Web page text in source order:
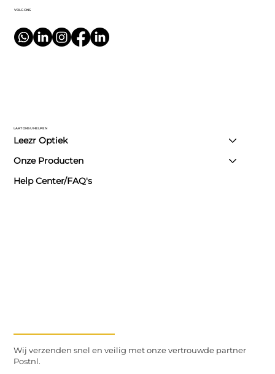
Wij verzenden snel en veilig met onze vertrouwde partner
Postnl.
LAAT ONS U HELPEN
Leezr Optiek
Onze Producten
Help Center/FAQ's
VOLG ONS